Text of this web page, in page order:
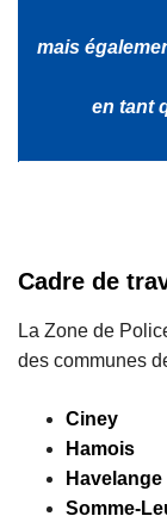
mais
en tant
Cadre de
La Zone de
des communes
Ciney
Hamois
Havelange
Somme-